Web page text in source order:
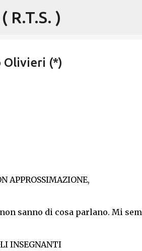
ai contenuti principali
R.T.S. )
Olivieri (*)
APPROSSIMAZIONE,
sanno di cosa parlano. Mi
INSEGNANTI